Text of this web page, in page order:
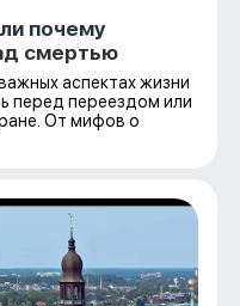
почему
смертью
аспектах жизни
перед переездом или
От мифов о